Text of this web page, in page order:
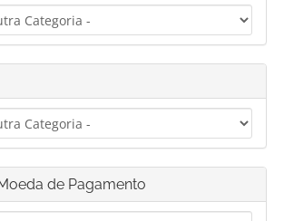
de Pagamento